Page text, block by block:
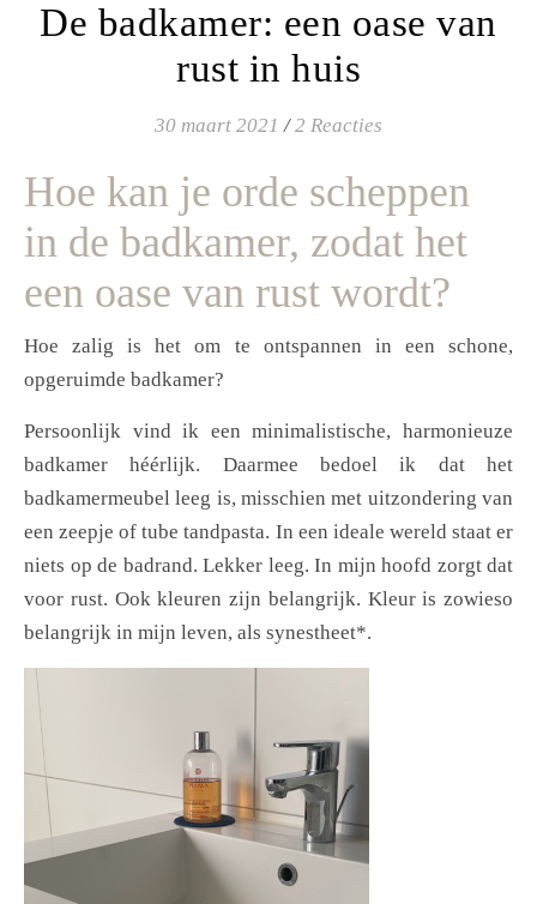
De badkamer: een oase van
rust in huis
30 maart 2021 / 2 Reacties
Hoe kan je orde scheppen
in de badkamer, zodat het
een oase van rust wordt?
Hoe zalig is het om te ontspannen in een schone,
opgeruimde badkamer?
Persoonlijk vind ik een minimalistische, harmonieuze
badkamer héérlijk. Daarmee bedoel ik dat het
badkamermeubel leeg is, misschien met uitzondering van
een zeepje of tube tandpasta. In een ideale wereld staat er
niets op de badrand. Lekker leeg. In mijn hoofd zorgt dat
voor rust. Ook kleuren zijn belangrijk. Kleur is zowieso
belangrijk in mijn leven, als synestheet*.